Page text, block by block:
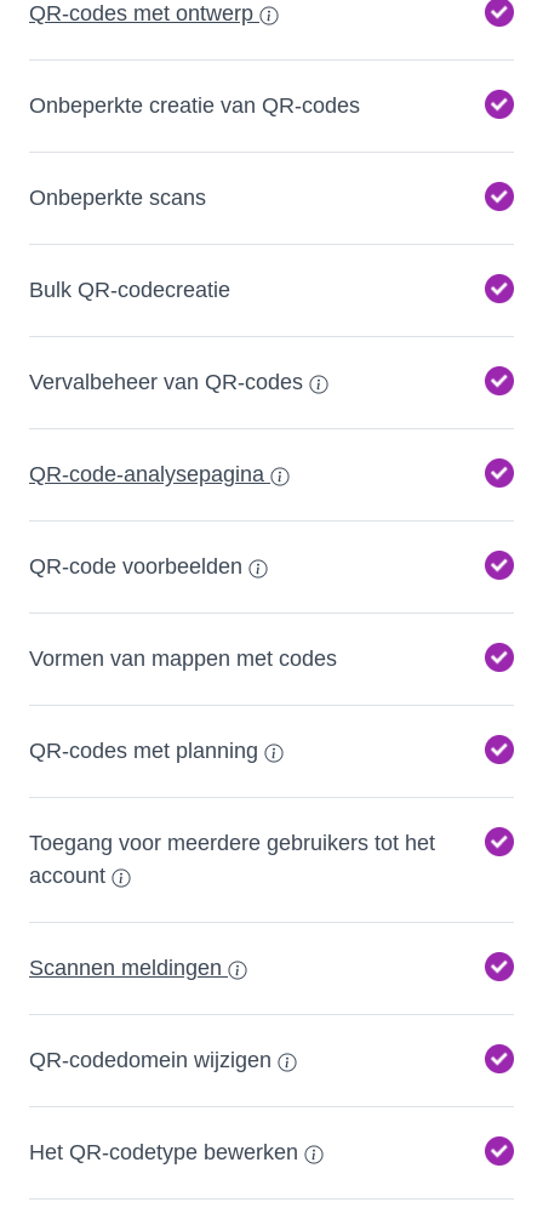
QR-codes met ontwerp
Onbeperkte creatie van QR-codes
Onbeperkte scans
Bulk QR-codecreatie
Vervalbeheer van QR-codes
QR-code-analysepagina
QR-code voorbeelden
Vormen van mappen met codes
QR-codes met planning
Toegang voor meerdere gebruikers tot het
account
Scannen meldingen
QR-codedomein wijzigen
Het QR-codetype bewerken